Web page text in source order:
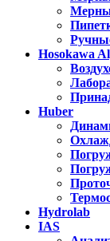
Hosokawa
Huber
Hydrolab
IAS